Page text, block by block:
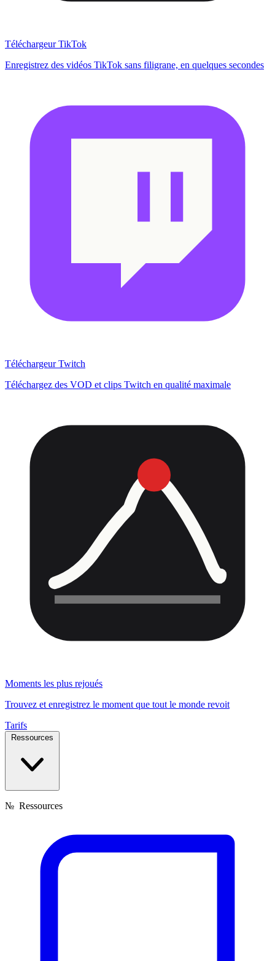
Téléchargeur TikTok
Enregistrez des vidéos TikTok sans filigrane, en quelques secondes
Téléchargeur Twitch
Téléchargez des VOD et clips Twitch en qualité maximale
Moments les plus rejoués
Trouvez et enregistrez le moment que tout le monde revoit
Tarifs
Ressources
№ Ressources